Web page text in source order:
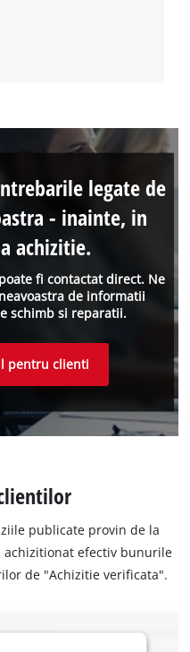
fi contactat direct. Ne
de informatii
schimb si reparatii.
legate de
- inainte, in
achizitie.
pentru clienti
publicate provin de la
efectiv bunurile
de "Achizitie verificata".